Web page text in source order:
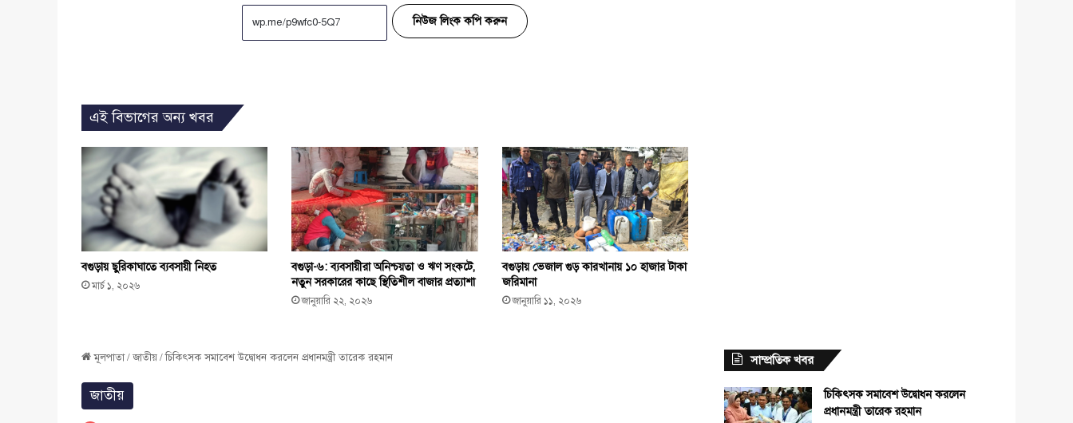
নিউজ লিংক কপি করুন
এই বিভাগের অন্য খবর
বগুড়ায় ছুরিকাঘাতে ব্যবসায়ী নিহত
মার্চ ১, ২০২৬
বগুড়া-৬: ব্যবসায়ীরা অনিশ্চয়তা ও ঋণ সংকটে,
নতুন সরকারের কাছে স্থিতিশীল বাজার প্রত্যাশা
জানুয়ারি ২২, ২০২৬
বগুড়ায় ভেজাল গুড় কারখানায় ১০ হাজার টাকা
জরিমানা
জানুয়ারি ১১, ২০২৬